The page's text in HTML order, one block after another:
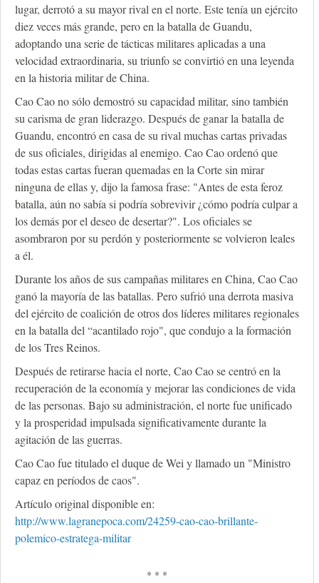
lugar, derrotó a su mayor rival en el norte. Este tenía un ejército
diez veces más grande, pero en la batalla de Guandu,
adoptando una serie de tácticas militares aplicadas a una
velocidad extraordinaria, su triunfo se convirtió en una leyenda
en la historia militar de China.
Cao Cao no sólo demostró su capacidad militar, sino también
su carisma de gran liderazgo. Después de ganar la batalla de
Guandu, encontró en casa de su rival muchas cartas privadas
de sus oficiales, dirigidas al enemigo. Cao Cao ordenó que
todas estas cartas fueran quemadas en la Corte sin mirar
ninguna de ellas y, dijo la famosa frase: "Antes de esta feroz
batalla, aún no sabía si podría sobrevivir ¿cómo podría culpar a
los demás por el deseo de desertar?". Los oficiales se
asombraron por su perdón y posteriormente se volvieron leales
a él.
Durante los años de sus campañas militares en China, Cao Cao
ganó la mayoría de las batallas. Pero sufrió una derrota masiva
del ejército de coalición de otros dos líderes militares regionales
en la batalla del “acantilado rojo", que condujo a la formación
de los Tres Reinos.
Después de retirarse hacia el norte, Cao Cao se centró en la
recuperación de la economía y mejorar las condiciones de vida
de las personas. Bajo su administración, el norte fue unificado
y la prosperidad impulsada significativamente durante la
agitación de las guerras.
Cao Cao fue titulado el duque de Wei y llamado un "Ministro
capaz en períodos de caos".
Artículo original disponible en:
http://www.lagranepoca.com/24259-cao-cao-brillante-
polemico-estratega-militar
* * *